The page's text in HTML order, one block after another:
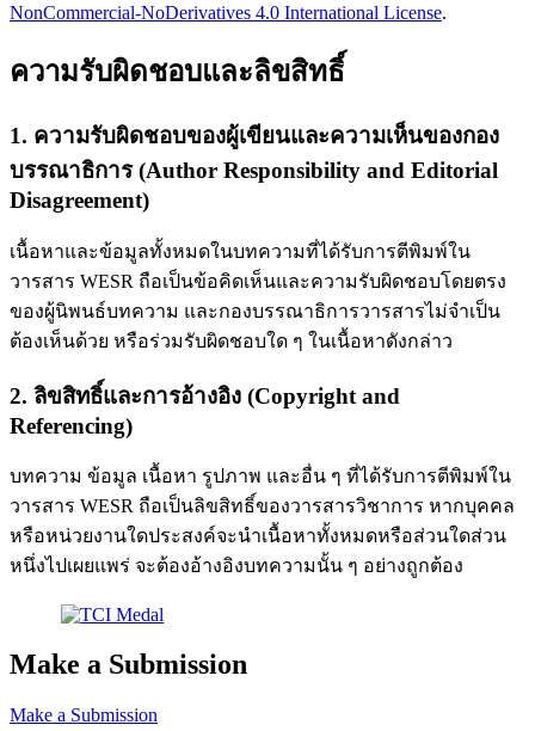
NonCommercial-NoDerivatives 4.0 International License.
ความรับผิดชอบและลิขสิทธิ์
1. ความรับผิดชอบของผู้เขียนและความเห็นของกอง
บรรณาธิการ (Author Responsibility and Editorial
Disagreement)
เนื้อหาและข้อมูลทั้งหมดในบทความที่ได้รับการตีพิมพ์ใน
วารสาร WESR ถือเป็นข้อคิดเห็นและความรับผิดชอบโดยตรง
ของผู้นิพนธ์บทความ และกองบรรณาธิการวารสารไม่จำเป็น
ต้องเห็นด้วย หรือร่วมรับผิดชอบใด ๆ ในเนื้อหาดังกล่าว
2. ลิขสิทธิ์และการอ้างอิง (Copyright and
Referencing)
บทความ ข้อมูล เนื้อหา รูปภาพ และอื่น ๆ ที่ได้รับการตีพิมพ์ใน
วารสาร WESR ถือเป็นลิขสิทธิ์ของวารสารวิชาการ หากบุคคล
หรือหน่วยงานใดประสงค์จะนำเนื้อหาทั้งหมดหรือส่วนใดส่วน
หนึ่งไปเผยแพร่ จะต้องอ้างอิงบทความนั้น ๆ อย่างถูกต้อง
Make a Submission
Make a Submission